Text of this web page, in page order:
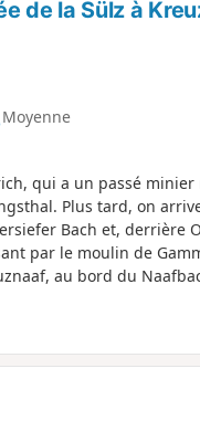
de la Sülz à
Moyenne
qui a un passé
Plus tard, on
Bach et, derrière
par le moulin de
au bord du